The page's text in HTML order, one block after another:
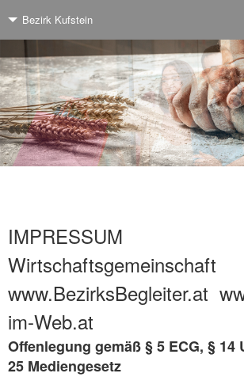
Bezirk Kufstein
IMPRESSUM
Wirtschaftsgemeinschaft
www.BezirksBegleiter.at
im-Web.at
Offenlegung gemäß § 5 ECG, § 14
25 Mediengesetz